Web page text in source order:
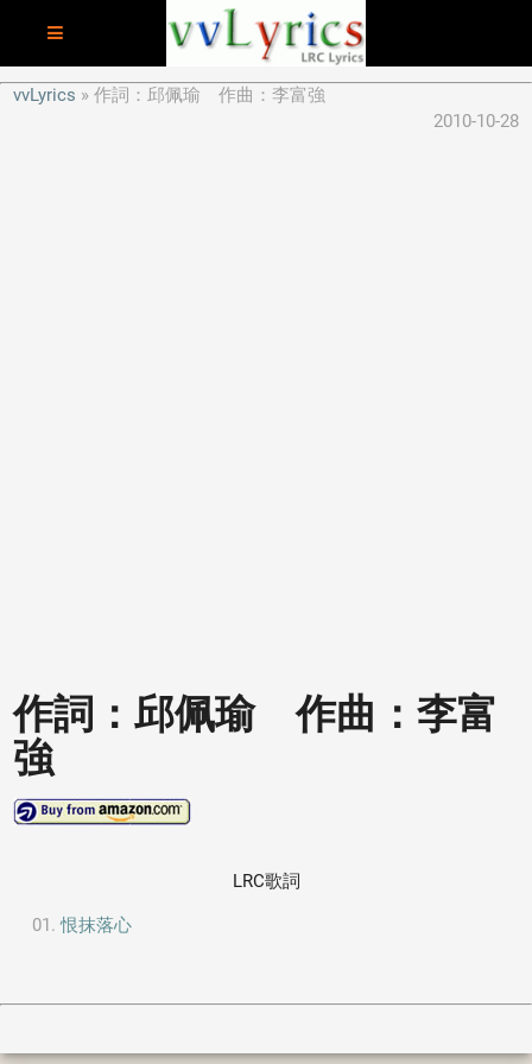
vvLyrics
作詞：邱佩瑜 作曲：李富強
2010-10-28
作詞：邱佩瑜 作曲：李富
強
LRC歌詞
恨抹落心